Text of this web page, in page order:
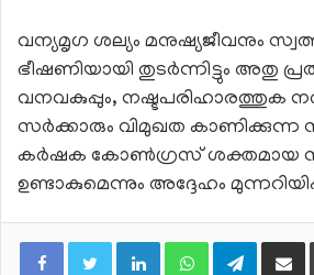
വന്യമൃഗ ശല്യം മനുഷ്യജീവനും
ഭീഷണിയായി തുടർന്നിട്ടും അതു
വനവകുപ്പും, നഷ്ടപരിഹാരത്തുക
സർക്കാരും വിമുഖത കാണിക്കുന്ന
കർഷക കോൺഗ്രസ് ശക്തമായ
ഉണ്ടാകുമെന്നും അദ്ദേഹം
LinkedInWhatsApp